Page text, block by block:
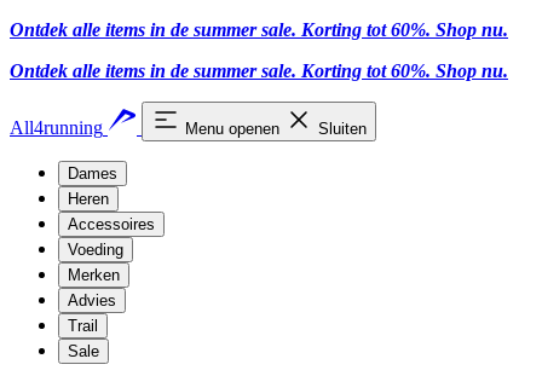
Ontdek alle items in de summer sale. Korting tot 60%. Shop nu.
Ontdek alle items in de summer sale. Korting tot 60%. Shop nu.
All4running Menu openen Sluiten
Dames
Heren
Accessoires
Voeding
Merken
Advies
Trail
Sale